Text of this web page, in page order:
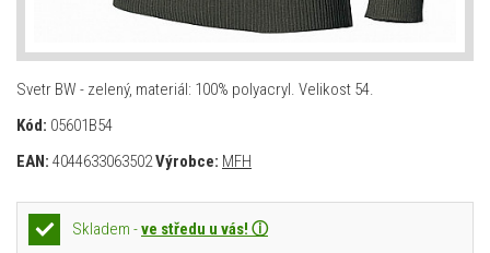
Svetr BW - zelený, materiál: 100% polyacryl. Velikost 54.
Kód: 05601B54
EAN: 4044633063502Výrobce: MFH
Skladem -ve středu u vás! ⓘ